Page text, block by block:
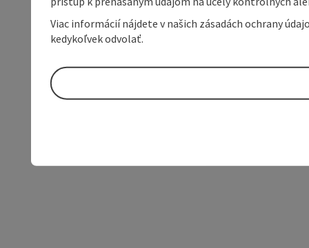
Viac informácií nájdete v našich zásadách ochrany
kedykoľvek odvolať.